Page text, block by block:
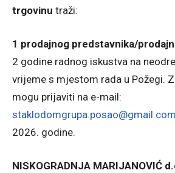
trgovinu traži:
1 prodajnog predstavnika/
2 godine radnog iskustva na
vrijeme s mjestom rada u Požegi.
mogu prijaviti na e-mail:
staklodomgrupa.posao@gmail.com
2026. godine.
NISKOGRADNJA MARIJANOVIĆ